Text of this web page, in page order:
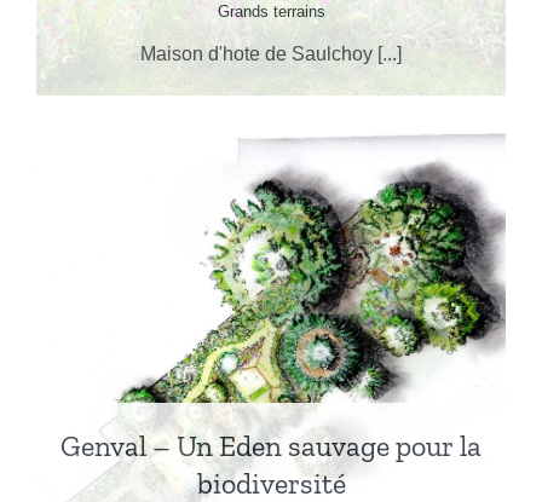
Grands terrains
Maison d'hote de Saulchoy [...]
Genval – Un Eden sauvage pour la
biodiversité